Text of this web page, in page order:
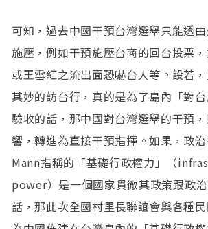
可知，過去中國干預台灣選舉只能透
施壓，例如干預施壓台商的回台投票
或王雪紅之流出面恐嚇台人等。設若
其妙的訪台行，真的是為了島內「對
驗收的話，那中國對台灣選舉的干預
響，轉進為直接干預指揮。如果，政
Mann指稱的「基礎行政權力」（
power）是一個國家貫徹其政策跟政
話，那此次全國村里長聯誼會與各種